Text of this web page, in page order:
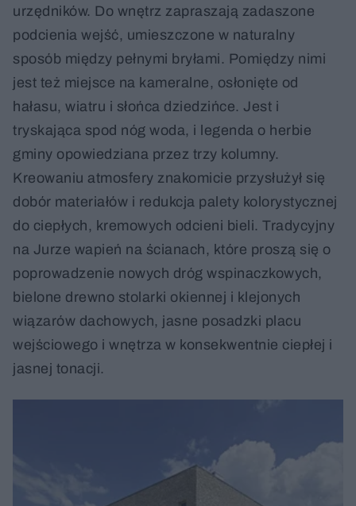
urzędników. Do wnętrz zapraszają zadaszone
podcienia wejść, umieszczone w naturalny
sposób między pełnymi bryłami. Pomiędzy nimi
jest też miejsce na kameralne, osłonięte od
hałasu, wiatru i słońca dziedzińce. Jest i
tryskająca spod nóg woda, i legenda o herbie
gminy opowiedziana przez trzy kolumny.
Kreowaniu atmosfery znakomicie przysłużył się
dobór materiałów i redukcja palety kolorystycznej
do ciepłych, kremowych odcieni bieli. Tradycyjny
na Jurze wapień na ścianach, które proszą się o
poprowadzenie nowych dróg wspinaczkowych,
bielone drewno stolarki okiennej i klejonych
wiązarów dachowych, jasne posadzki placu
wejściowego i wnętrza w konsekwentnie ciepłej i
jasnej tonacji.